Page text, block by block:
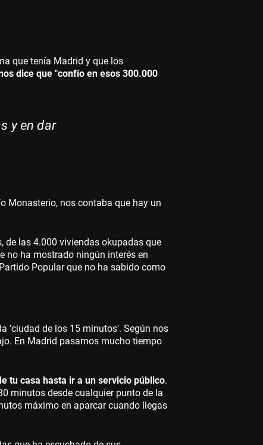
que tenía Madrid y que los
dice que "confío en esos 300.000
y en dar
Monasterio, nos contaba que hay un
de las 4.000 viviendas okupadas que
no ha mostrado ningún interés en
Popular que no ha sabido como
'ciudad de los 15 minutos'. Según nos
En Madrid pasamos mucho tiempo
tu casa hasta ir a un servicio público.
minutos desde cualquier punto de la
máximo en aparcar cuando llegas